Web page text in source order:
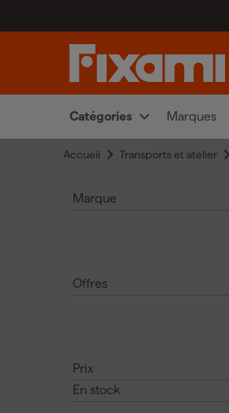
Catégories Marques
Accueil Transports et atelier
Marque
StealthMounts
Offres
Prix
En stock